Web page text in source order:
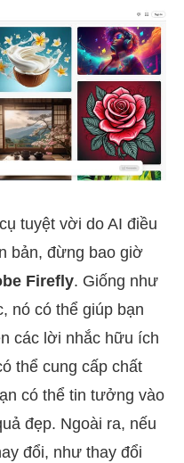
tuyệt vời do AI điều
bản, đừng bao giờ
Firefly. Giống như
nó có thể giúp bạn
các lời nhắc hữu ích
thể cung cấp chất
có thể tin tưởng vào
đẹp. Ngoài ra, nếu
đổi, như thay đổi